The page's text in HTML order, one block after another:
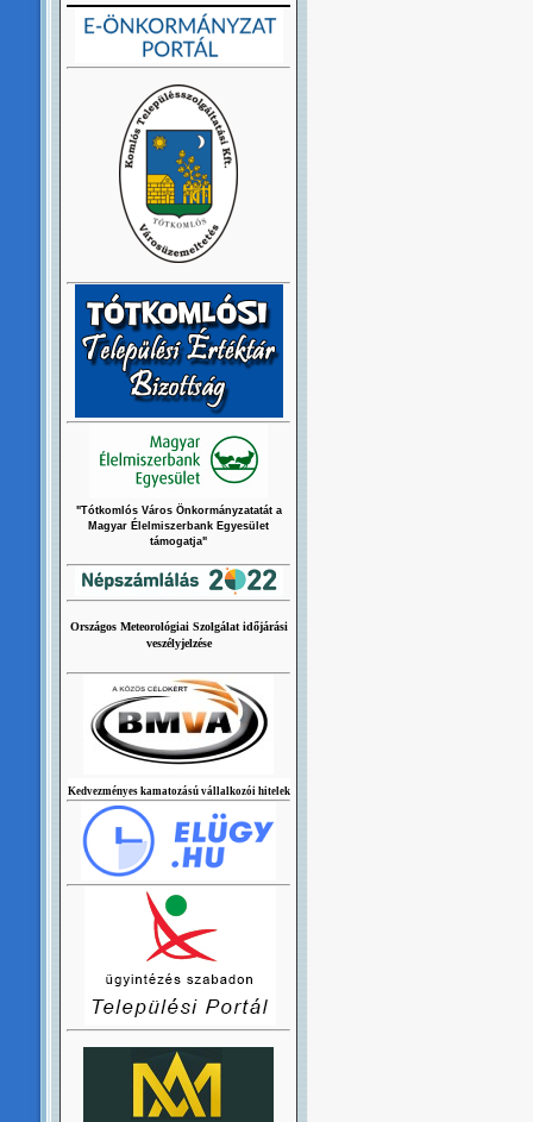
"Tótkomlós Város Önkormányzatatát a
Magyar Élelmiszerbank Egyesület
támogatja"
Országos Meteorológiai Szolgálat időjárási
veszélyjelzése
Kedvezményes kamatozású vállalkozói hitelek